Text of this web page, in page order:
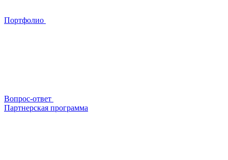
Портфолио
Вопрос-ответ
Партнерская программа